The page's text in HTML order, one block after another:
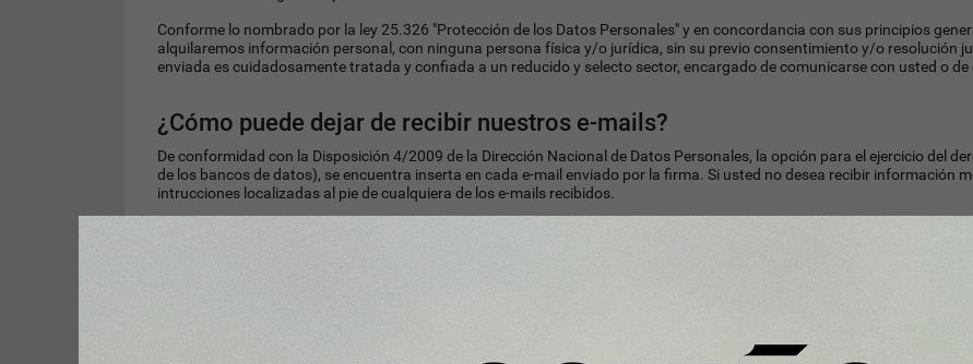
Conforme lo nombrado por la ley 25.326 "Protección de los Datos Personales" y en concordancia con sus principios
alquilaremos información personal, con ninguna persona física y/o jurídica, sin su previo consentimiento y/o resolución
enviada es cuidadosamente tratada y confiada a un reducido y selecto sector, encargado de comunicarse con usted o
¿Cómo puede dejar de recibir nuestros e-mails?
De conformidad con la Disposición 4/2009 de la Dirección Nacional de Datos Personales, la opción para el ejercicio del
de los bancos de datos), se encuentra inserta en cada e-mail enviado por la firma. Si usted no desea recibir información
intrucciones localizadas al pie de cualquiera de los e-mails recibidos.
Realice clic sobre el enlace de "desuscribir" localizado en todos los e-mails promocionales. Este método de
nuestro proveedor de servicios de email marketing GestorB. La desuscripción de alguno de nuestros productos
Este tipo de solicitud de